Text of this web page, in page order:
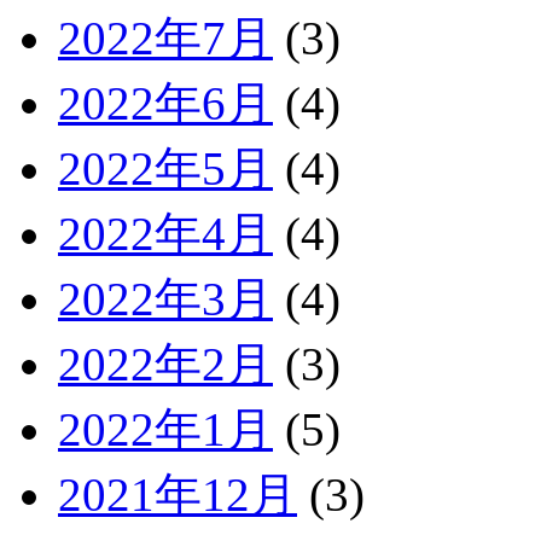
2022年7月 (3)
2022年6月 (4)
2022年5月 (4)
2022年4月 (4)
2022年3月 (4)
2022年2月 (3)
2022年1月 (5)
2021年12月 (3)